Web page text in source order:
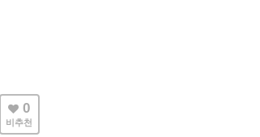
0
비추천